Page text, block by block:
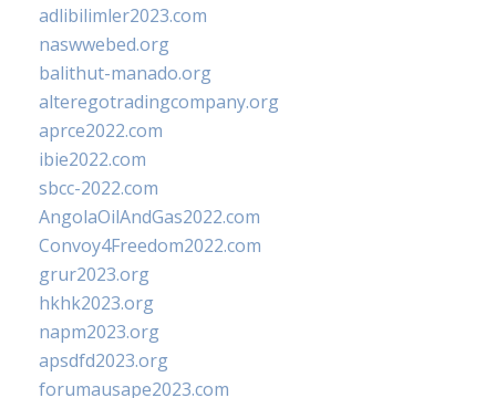
adlibilimler2023.com
naswwebed.org
balithut-manado.org
alteregotradingcompany.org
aprce2022.com
ibie2022.com
sbcc-2022.com
AngolaOilAndGas2022.com
Convoy4Freedom2022.com
grur2023.org
hkhk2023.org
napm2023.org
apsdfd2023.org
forumausape2023.com